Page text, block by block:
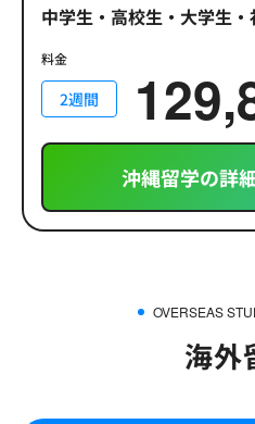
中学生・高校生・大学生
料金
2週間
沖縄留学の詳
OVERSEAS
海外